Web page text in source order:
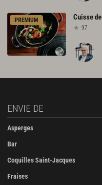
PREMIUM Cuissede
97
ENVIE DE
Asperges
Bar
Coquilles Saint-Jacques
Fraises